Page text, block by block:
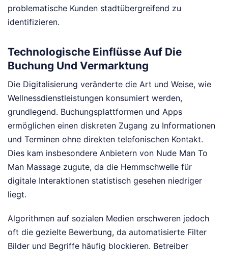
problematische Kunden stadtübergreifend zu
identifizieren.
Technologische Einflüsse Auf Die
Buchung Und Vermarktung
Die Digitalisierung veränderte die Art und Weise, wie
Wellnessdienstleistungen konsumiert werden,
grundlegend. Buchungsplattformen und Apps
ermöglichen einen diskreten Zugang zu Informationen
und Terminen ohne direkten telefonischen Kontakt.
Dies kam insbesondere Anbietern von Nude Man To
Man Massage zugute, da die Hemmschwelle für
digitale Interaktionen statistisch gesehen niedriger
liegt.
Algorithmen auf sozialen Medien erschweren jedoch
oft die gezielte Bewerbung, da automatisierte Filter
Bilder und Begriffe häufig blockieren. Betreiber